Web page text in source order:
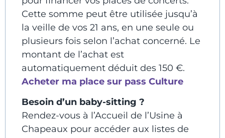
Cette somme peut être utilisée jusqu’à
la veille de vos 21 ans, en une seule ou
plusieurs fois selon l’achat concerné. Le
montant de l’achat est
automatiquement déduit des 150 €.
Acheter ma place sur pass Culture
Besoin d’un baby-sitting ?
Rendez-vous à l’Accueil de l’Usine à
Chapeaux pour accéder aux listes de